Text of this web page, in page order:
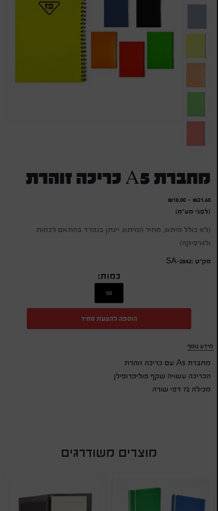
מחברת A5 כריכה זוהרת
₪21.60
-
₪18.00
(לפני מע"מ)
(לא כולל מיתוג, מחיר המיתוג יינתן בנפרד בהתאם לכמות
ולגרפיקה)
מק״ט :SA-2842
כמות:
הוספה להצעת מחיר
מידע נוסף
מחברת A5 עם כריכה זוהרת
הכריכה עשויה שקף פוליפרופילן
מכילה 72 דפי שורה
מוצרים משודרגים